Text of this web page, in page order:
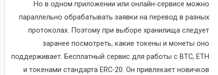
Но в одном приложении или онлайн-сервисе можно
параллельно обрабатывать заявки на перевод в разных
протоколах. Поэтому при выборе хранилища следует
заранее посмотреть, какие токены и монеты оно
поддерживает. Бесплатный сервис для работы с BTC, ETH
и токенами стандарта ERC-20. Он привлекает новичков